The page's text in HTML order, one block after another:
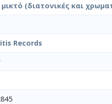
μικτό (διατονικές και
Records